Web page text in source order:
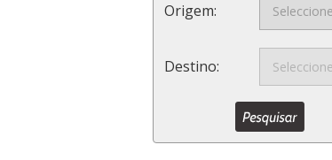
Origem:
Destino: